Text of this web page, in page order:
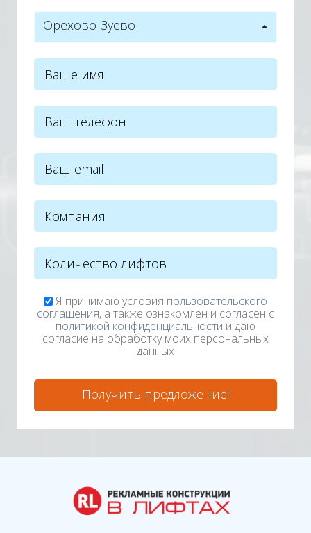
Орехово-Зуево
Я принимаю условия пользовательского
соглашения, а также ознакомлен и согласен с
политикой конфиденциальности и даю
согласие на обработку моих персональных
данных
Получить предложение!